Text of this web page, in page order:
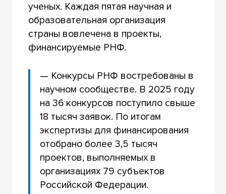
ученых. Каждая пятая научная и
образовательная организация
страны вовлечена в проекты,
финансируемые РНФ.
— Конкурсы РНФ востребованы в
научном сообществе. В 2025 году
на 36 конкурсов поступило свыше
18 тысяч заявок. По итогам
экспертизы для финансирования
отобрано более 3,5 тысяч
проектов, выполняемых в
организациях 79 субъектов
Российской Федерации.